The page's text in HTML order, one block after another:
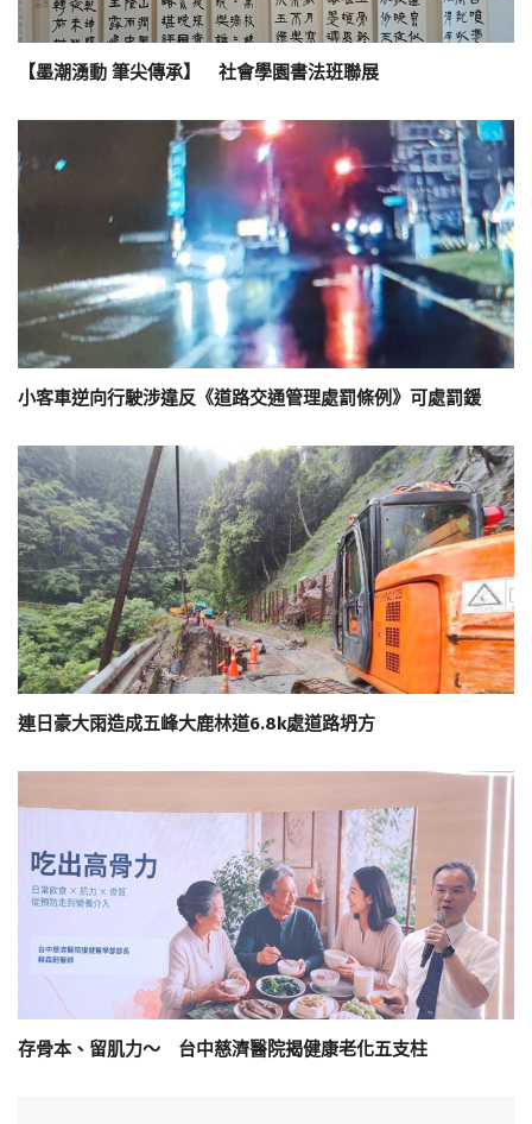
【墨潮湧動 筆尖傳承】 社會學園書法班聯展
小客車逆向行駛涉違反《道路交通管理處罰條例》可處罰鍰
連日豪大雨造成五峰大鹿林道6.8k處道路坍方
存骨本、留肌力～ 台中慈濟醫院揭健康老化五支柱